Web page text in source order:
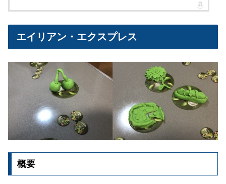
エイリアン・エクスプレス
概要